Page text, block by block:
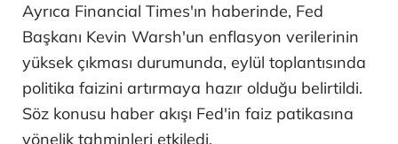
Ayrıca Financial Times'ın haberinde, Fed
Başkanı Kevin Warsh'un enflasyon verilerinin
yüksek çıkması durumunda, eylül toplantısında
politika faizini artırmaya hazır olduğu belirtildi.
Söz konusu haber akışı Fed'in faiz patikasına
yönelik tahminleri etkiledi.